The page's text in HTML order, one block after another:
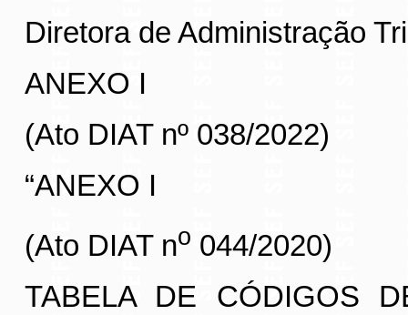
Diretora de Administração
ANEXO I
(Ato DIAT nº 038/2022)
“ANEXO I
(Ato DIAT no 044/2020)
TABELA DE CÓDIGOS